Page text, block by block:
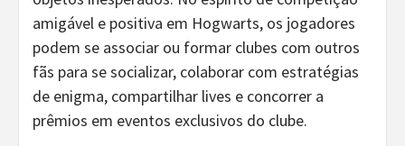
amigável e positiva em Hogwarts, os jogadores
podem se associar ou formar clubes com outros
fãs para se socializar, colaborar com estratégias
de enigma, compartilhar lives e concorrer a
prêmios em eventos exclusivos do clube.